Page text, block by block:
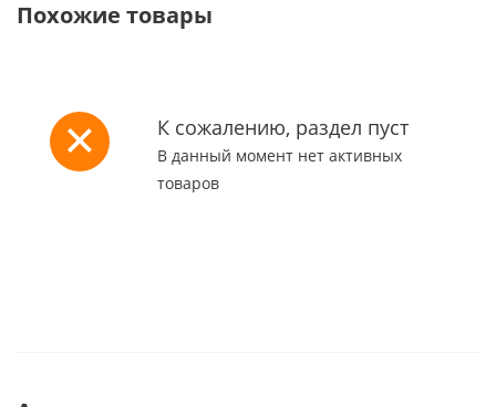
Похожие товары
К сожалению, раздел пуст
В данный момент нет активных
товаров